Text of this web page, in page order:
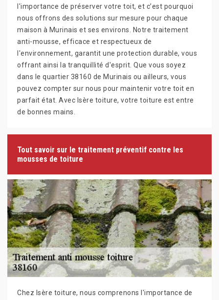
l'importance de préserver votre toit, et c’est pourquoi
nous offrons des solutions sur mesure pour chaque
maison à Murinais et ses environs. Notre traitement
anti-mousse, efficace et respectueux de
l'environnement, garantit une protection durable, vous
offrant ainsi la tranquillité d'esprit. Que vous soyez
dans le quartier 38160 de Murinais ou ailleurs, vous
pouvez compter sur nous pour maintenir votre toit en
parfait état. Avec Isère toiture, votre toiture est entre
de bonnes mains.
Tout savoir sur le traitement préventif contre les
mousses de toiture
Chez Isère toiture, nous comprenons l'importance de